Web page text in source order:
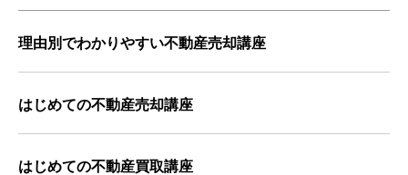
理由別でわかりやすい不動産売却講座
はじめての不動産売却講座
はじめての不動産買取講座